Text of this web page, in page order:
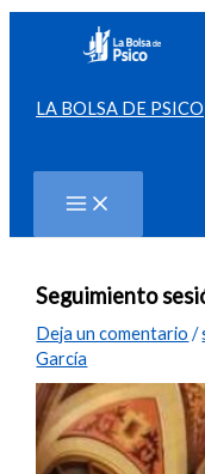
contenido
LA BOLSA DE PSICO
Seguimiento
Deja un comentario /
García